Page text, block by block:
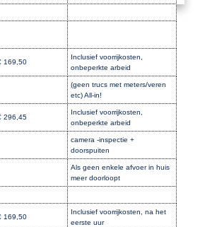
169,50
Inclusief voorrijkosten,
onbeperkte arbeid
(geen trucs met meters/veren
etc) All-in!
296,45
Inclusief voorrijkosten,
onbeperkte arbeid
camera -inspectie +
doorspuiten
Als geen enkele afvoer in huis
meer doorloopt
169,50
Inclusief voorrijkosten, na het
eerste uur